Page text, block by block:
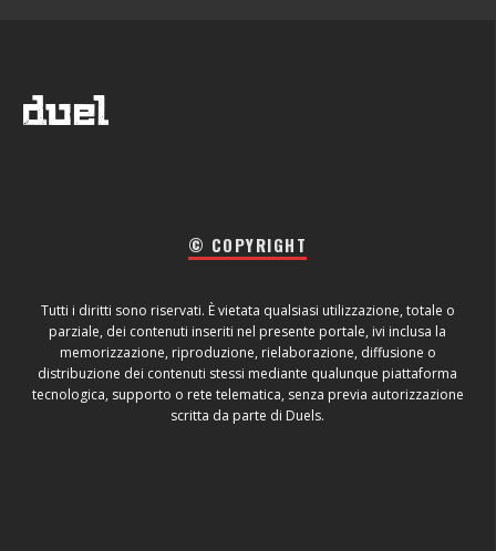
© COPYRIGHT
Tutti i diritti sono riservati. È vietata qualsiasi utilizzazione, totale o
parziale, dei contenuti inseriti nel presente portale, ivi inclusa la
memorizzazione, riproduzione, rielaborazione, diffusione o
distribuzione dei contenuti stessi mediante qualunque piattaforma
tecnologica, supporto o rete telematica, senza previa autorizzazione
scritta da parte di Duels.